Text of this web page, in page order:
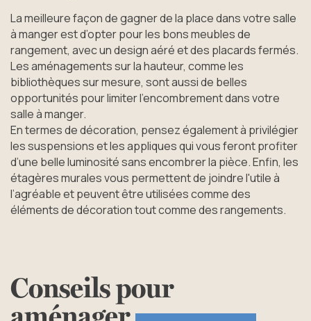
La meilleure façon de gagner de la place dans votre salle
à manger est d’opter pour les bons meubles de
rangement, avec un design aéré et des placards fermés.
Les aménagements sur la hauteur, comme les
bibliothèques sur mesure, sont aussi de belles
opportunités pour limiter l’encombrement dans votre
salle à manger.
En termes de décoration, pensez également à privilégier
les suspensions et les appliques qui vous feront profiter
d’une belle luminosité sans encombrer la pièce. Enfin, les
étagères murales vous permettent de joindre l'utile à
l’agréable et peuvent être utilisées comme des
éléments de décoration tout comme des rangements.
Conseilspour